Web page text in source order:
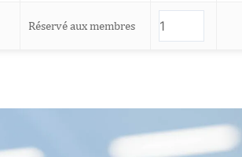
Réservé aux membres